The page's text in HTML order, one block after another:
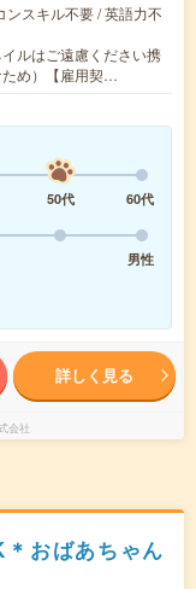
ンスキル不要 / 英語力不
ルはご遠慮ください携
ため）【雇用契…
50代
60代
男性
詳しく見る
会社
おばあちゃん